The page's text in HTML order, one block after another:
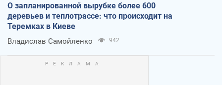
О запланированной вырубке более 600
деревьев и теплотрассе: что происходит на
Теремках в Киеве
Владислав Самойленко 942